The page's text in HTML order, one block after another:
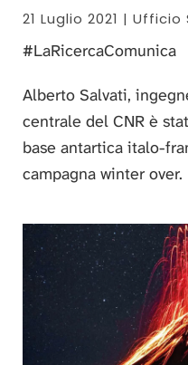
21 Luglio 2021 |
#LaRicercaComunica
Alberto Salvati,
centrale del CNR è
base antartica italo-
campagna winter over.